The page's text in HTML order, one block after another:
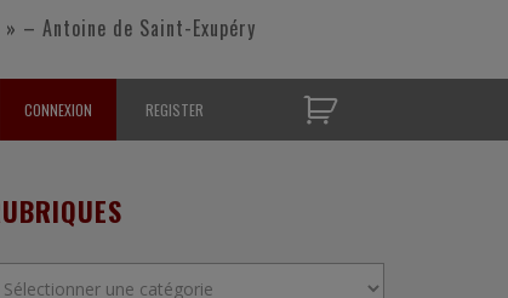
– Antoine de Saint-Exupéry
CONNEXION REGISTER